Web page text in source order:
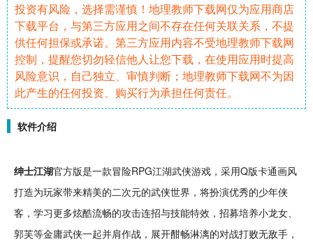
投资有风险，选择需谨慎！地理教师下载网仅为应用商店
下载平台，与第三方应用之间不存在任何关联关系，不提
供任何担保或承诺。第三方应用内容不受地理教师下载网
控制，提醒您切勿轻信他人让您下载，在使用应用时提高
风险意识，自己独立、审慎判断；地理教师下载网不为因
此产生的任何投资、购买行为承担任何责任。
软件介绍
绅士江湖官方版是一款冒险RPG江湖武侠游戏，采用Q版卡通画风
打造为玩家带来精美的二次元的武侠世界，将扮演优秀的少年侠
客， 学习更多炫酷流畅的攻击连招与技能特效 ，招募培养小龙女、
郭芙等金庸武侠一起并肩作战，展开酣畅淋漓的对战打败无敌手，